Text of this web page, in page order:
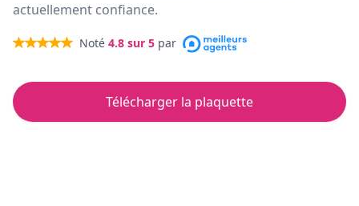
actuellement confiance.
Noté 4.8 sur 5 par
Télécharger la plaquette